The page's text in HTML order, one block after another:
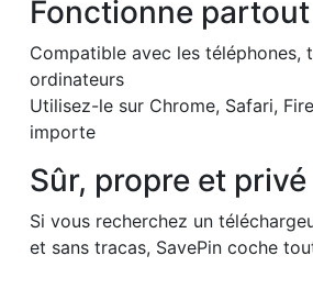
Fonctionne partout
Compatible avec les téléphones,
ordinateurs
Utilisez-le sur Chrome, Safari,
importe
Sûr, propre et privé
Si vous recherchez un
et sans tracas, SavePin coche